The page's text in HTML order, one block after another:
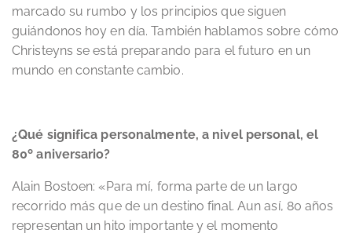
marcado su rumbo y los principios que siguen
guiándonos hoy en día. También hablamos sobre cómo
Christeyns se está preparando para el futuro en un
mundo en constante cambio.
¿Qué significa personalmente, a nivel personal, el
80º aniversario?
Alain Bostoen: «Para mí, forma parte de un largo
recorrido más que de un destino final. Aun así, 80 años
representan un hito importante y el momento